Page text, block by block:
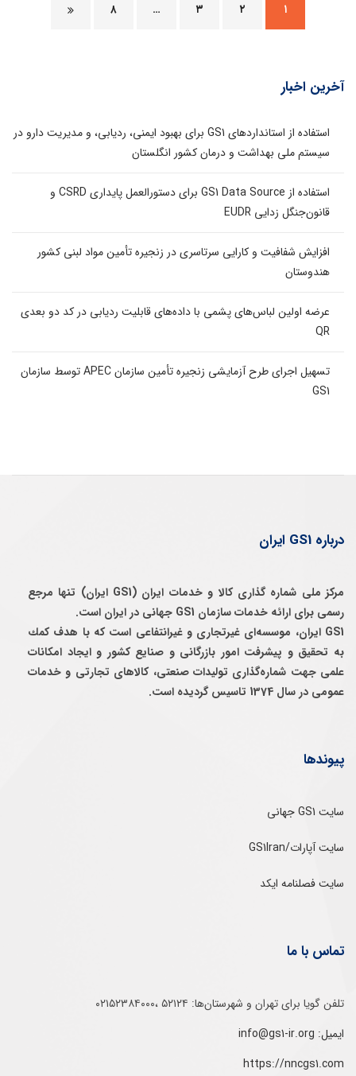
۱ ۲ ۳ … ۸
آخرین اخبار
استفاده از استانداردهای GS1 برای بهبود ایمنی، ردیابی، و مدیریت دارو در
سیستم ملی بهداشت و درمان کشور انگلستان
استفاده از GS1 Data Source برای دستورالعمل پایداری CSRD و
قانون‌جنگل زدایی EUDR
افزایش شفافیت و کارایی سرتاسری در زنجیره تأمین مواد لبنی کشور
هندوستان
عرضه اولین لباس‌های پشمی با داده‌های قابلیت ردیابی در کد دو بعدی
QR
تسهیل اجرای طرح آزمایشی زنجیره تأمین سازمان APEC توسط سازمان
GS1
درباره GS1 ایران
مرکز ملی شماره گذاری کالا و خدمات ایران (GS1 ایران) تنها مرجع
رسمی برای ارائه خدمات سازمان GS1 جهانی در ایران است.
GS1 ایران، موسسه‌ای غيرتجاری و غيرانتفاعی است كه با هدف كمك
به تحقيق و پيشرفت امور بازرگانی و صنايع كشور و ايجاد امكانات
علمی جهت شماره‌گذاری توليدات صنعتی، كالاهای تجارتی و خدمات
عمومی در سال 1374 تاسيس گرديده است.
پیوندها
سایت GS1 جهانی
سایت آپارات/GS1Iran
سایت فصلنامه ایکد
تماس با ما
تلفن‌ گویا برای‌ تهران‌‌ و‌ شهرستان‌ها:‌ ۵۲۱۲۴ ،۰۲۱۵۲۳۸۴۰۰۰
ایمیل: info@gs1-ir.org
https://nncgs1.com